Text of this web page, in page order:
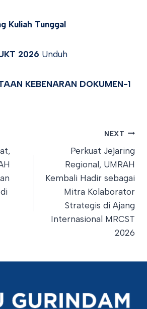
Kuliah Tunggal
2026 Unduh
KEBENARAN DOKUMEN-1
NEXT
Perkuat Jejaring
Regional, UMRAH
Kembali Hadir sebagai
Mitra Kolaborator
Strategis di Ajang
Internasional MRCST
2026